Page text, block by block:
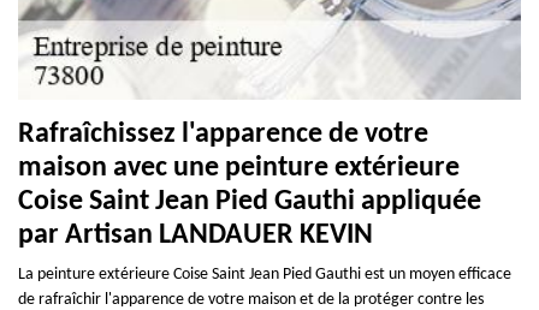
Rafraîchissez l'apparence de votre
maison avec une peinture extérieure
Coise Saint Jean Pied Gauthi appliquée
par Artisan LANDAUER KEVIN
La peinture extérieure Coise Saint Jean Pied Gauthi est un moyen efficace
de rafraîchir l'apparence de votre maison et de la protéger contre les